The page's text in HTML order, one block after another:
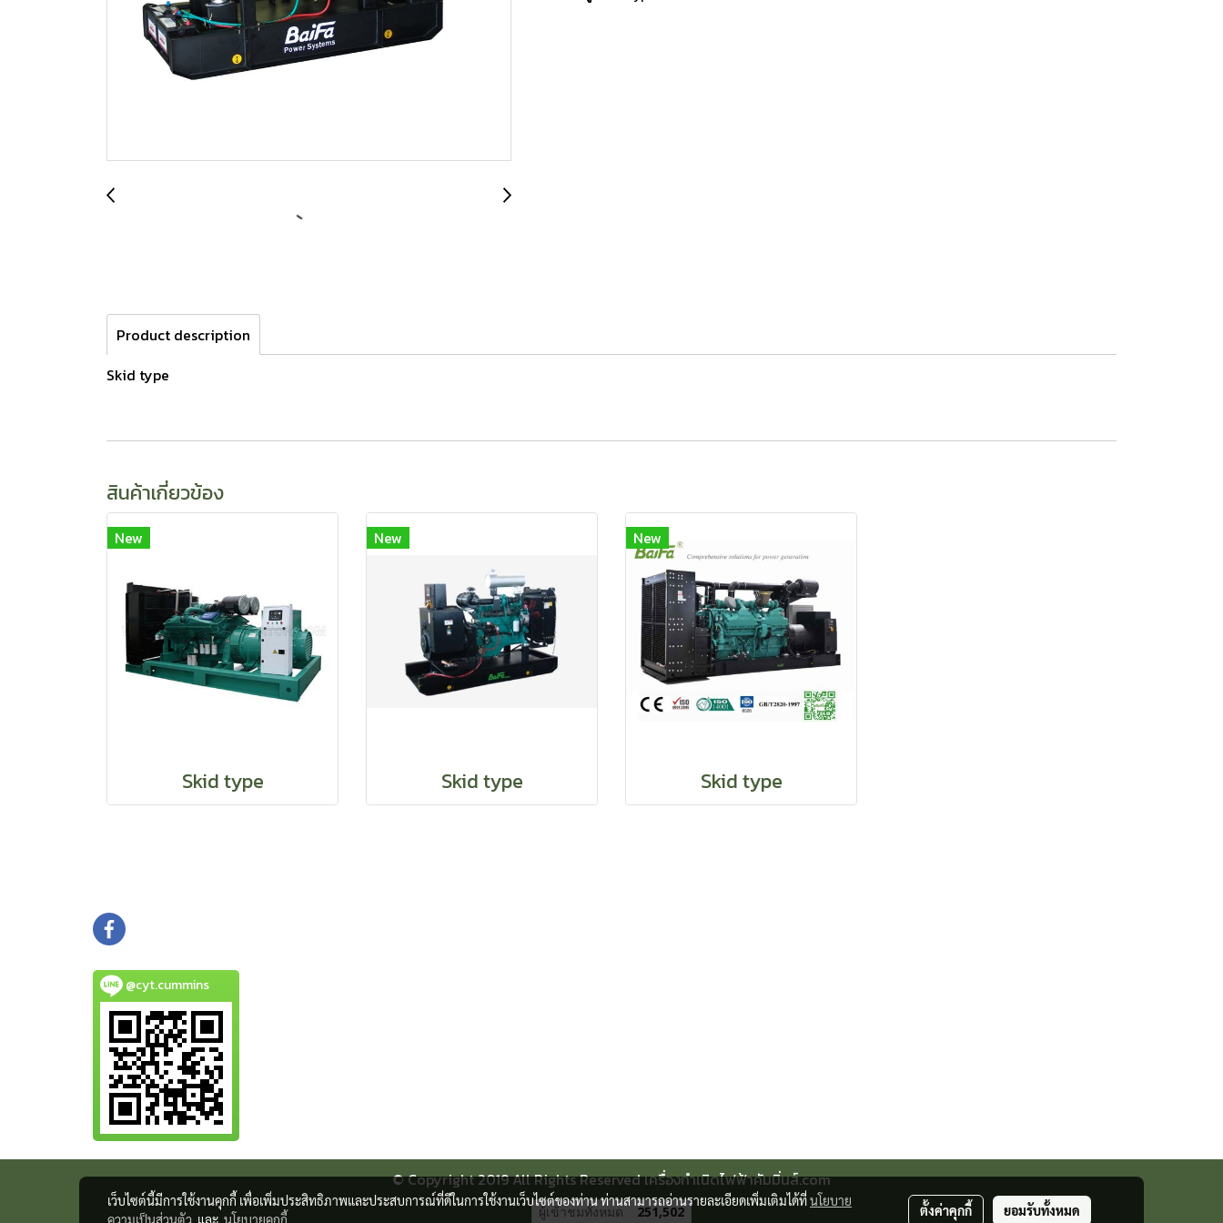
Product description
Skid type
สินค้าเกี่ยวข้อง
New
Skid type
New
Skid type
New
Skid type
@cyt.cummins
© Copyright 2019 All Rights Reserved เครื่องกําเนิดไฟฟ้าคัมมิ่นส์.com
ผู้เข้าชมทั้งหมด 251,502
เว็บไซต์นี้มีการใช้งานคุกกี้ เพื่อเพิ่มประสิทธิภาพและประสบการณ์ที่ดีในการใช้งานเว็บไซต์ของท่าน ท่านสามารถอ่านรายละเอียดเพิ่มเติมได้ที่นโยบาย
ความเป็นส่วนตัว และ นโยบายคุกกี้
ตั้งค่าคุกกี้ ยอมรับทั้งหมด